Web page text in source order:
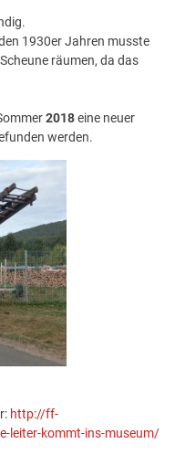
1930er Jahren musste
räumen, da das
2018eine neuer
werden.
http://ff-
leiter-kommt-ins-museum/